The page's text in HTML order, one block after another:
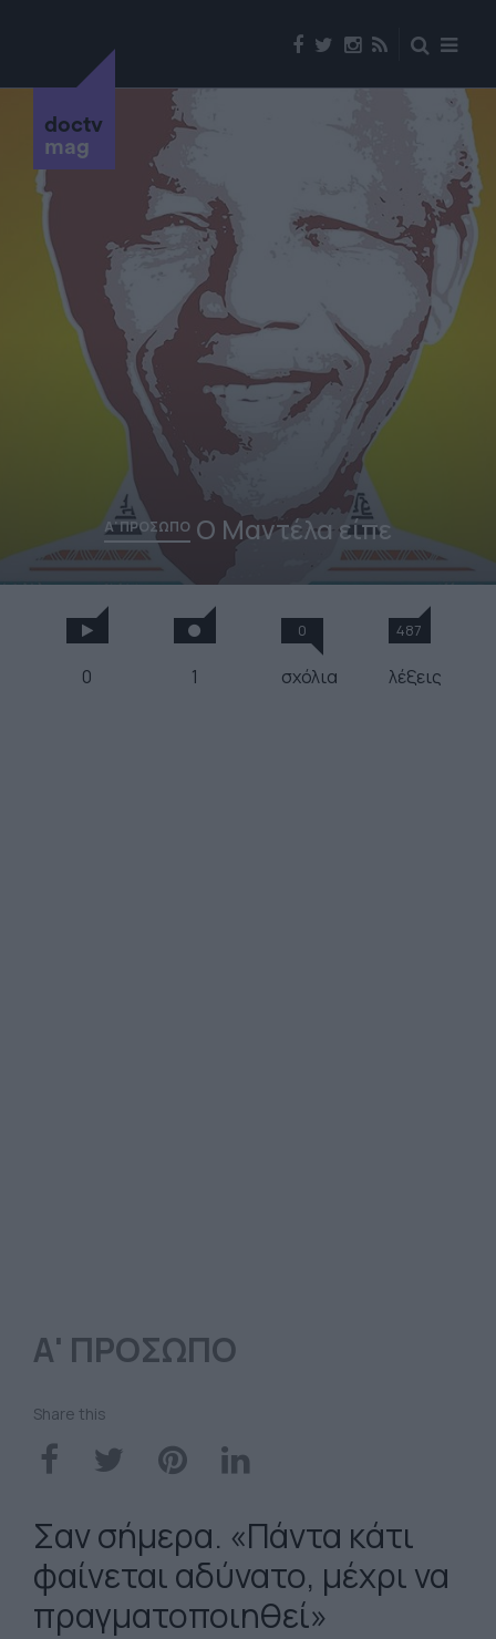
doctv
mag
Α' ΠΡΟΣΩΠΟ Ο Μαντέλα είπε
0 1
0
σχόλια
487
λέξεις
Α' ΠΡΟΣΩΠΟ
Share this
Σαν σήμερα. «Πάντα κάτι
φαίνεται αδύνατο, μέχρι να
πραγματοποιηθεί»